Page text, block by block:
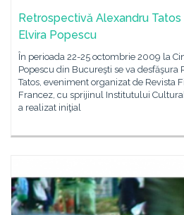
Retrospectivă Alexandru
Elvira Popescu
În perioada 22-25 octombrie 2009 la
Popescu din Bucureşti se va
Tatos, eveniment organizat de Revista
Francez, cu sprijinul Institutului
a realizat iniţial